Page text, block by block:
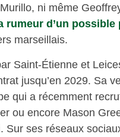
ni même
rumeur d’un
marseillais.
Saint-Étienne et
jusqu’en 2029. Sa
qui a récemment
ou encore Mason
Sur ses réseaux